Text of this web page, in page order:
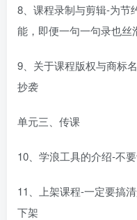
8、课程录制与剪辑-为节
能，即便一句一句录也丝
9、关于课程版权与商标
抄袭
单元三、传课
10、学浪工具的介绍-不
11、上架课程-一定要搞
下架